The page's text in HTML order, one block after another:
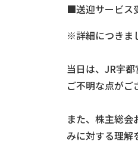
■送迎サービス
※詳細につきま
当日は、JR宇
ご不明な点が
また、株主総
みに対する理解